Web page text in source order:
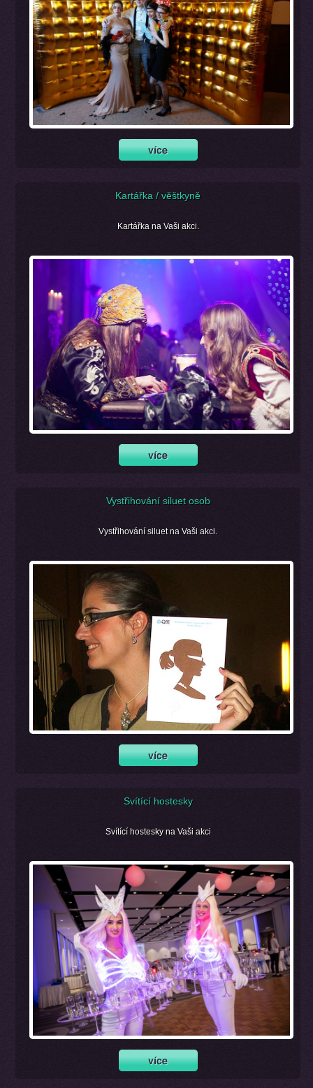
Kartářka / věštkyně
Kartářka na Vaši akci.
Vystřihování siluet osob
Vystřihování siluet na Vaši akci.
Svítící hostesky
Svítící hostesky na Vaši akci